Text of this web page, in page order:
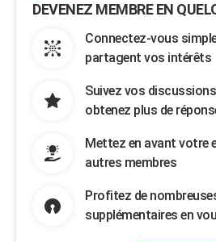
DEVENEZ MEMBRE EN
Connectez-vous
partagent vos intérêts
Suivez vos
obtenez plus de
Mettez en avant votre
autres membres
Profitez de
supplémentaires en